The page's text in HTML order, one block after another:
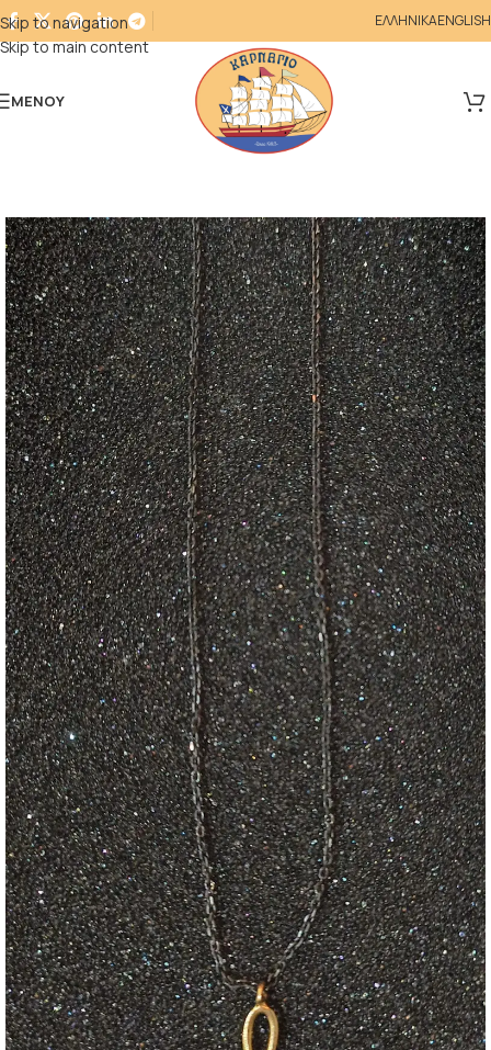
Skip to navigation
Skip to main content
ΕΛΛΗΝΙΚΑENGLISH
ΜΕΝΟΎ